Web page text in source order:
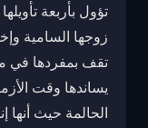
تؤول بأربعة
زوجها السامية
تقف بمفردها في
يساندها وقت
الحالمة حيث